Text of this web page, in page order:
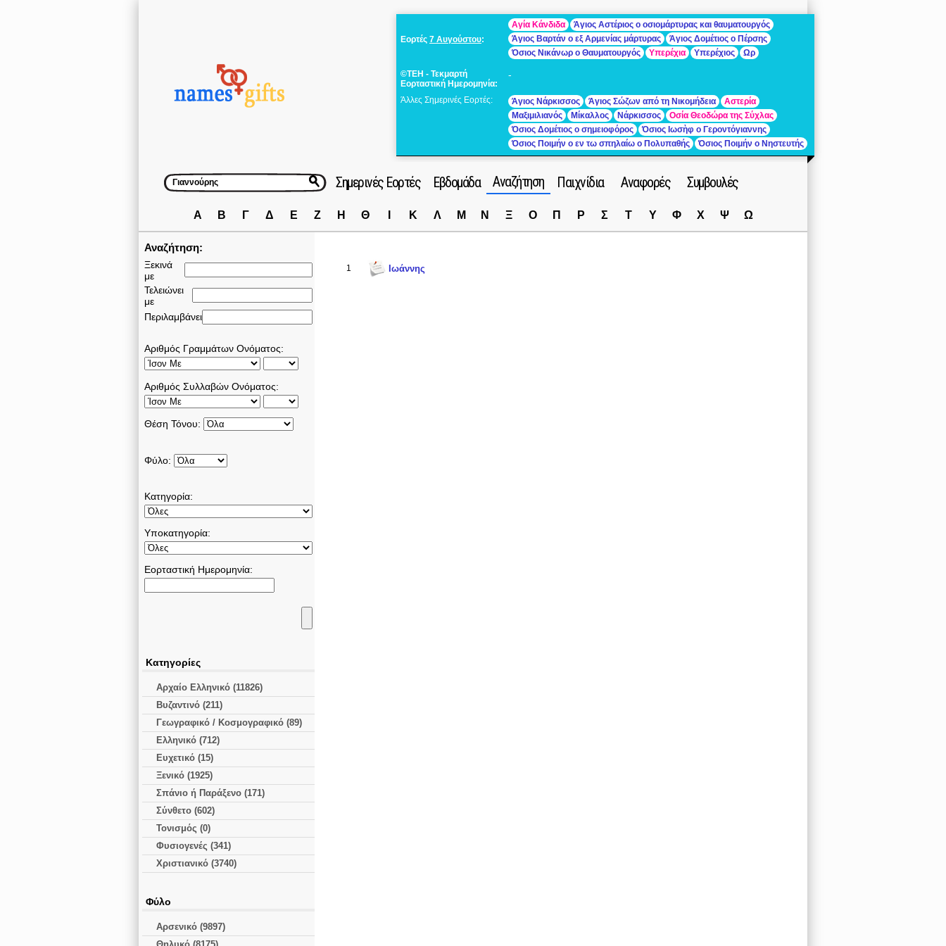
Εορτές 7 Αυγούστου:
Αγία Κάνδιδα
Άγιος Αστέριος ο οσιομάρτυρας και θαυματουργός
Άγιος Βαρτάν ο εξ Αρμενίας μάρτυρας
Άγιος Δομέτιος ο Πέρσης
Όσιος Νικάνωρ ο Θαυματουργός
Υπερέχια Υπερέχιος Ωρ
©ΤΕΗ - Τεκμαρτή
Εορταστική Ημερομηνία:
-
Άλλες Σημερινές Εορτές: Άγιος Νάρκισσος Άγιος Σώζων από τη Νικομήδεια
Αστερία
Μαξιμιλιανός
Μίκαλλος Νάρκισσος
Οσία Θεοδώρα της Σύχλας
Όσιος Δομέτιος ο σημειοφόρος
Όσιος Ιωσὴφ ο Γεροντόγιαννης
Όσιος Ποιμήν ο εν τω σπηλαίω ο Πολυπαθής
Όσιος Ποιμήν ο Νηστευτής
Σημερινές Εορτές Εβδομάδα Αναζήτηση Παιχνίδια Αναφορές Συμβουλές
Α Β Γ Δ Ε Ζ Η Θ Κ Λ Μ Ν Ξ Ο Π Ρ Σ Τ Υ Φ Χ Ψ Ω
Αναζήτηση:
Ξεκινά
με
Τελειώνει
με
Περιλαμβάνει
Αριθμός Γραμμάτων Ονόματος:
Αριθμός Συλλαβών Ονόματος:
Θέση Τόνου:
Φύλο:
Κατηγορία:
Υποκατηγορία:
Εορταστική Ημερομηνία:
Κατηγορίες
Αρχαίο Ελληνικό (11826)
Βυζαντινό (211)
Γεωγραφικό / Κοσμογραφικό (89)
Ελληνικό (712)
Ευχετικό (15)
Ξενικό (1925)
Σπάνιο ή Παράξενο (171)
Σύνθετο (602)
Τονισμός (0)
Φυσιογενές (341)
Χριστιανικό (3740)
Φύλο
Αρσενικό (9897)
1 Ιωάννης